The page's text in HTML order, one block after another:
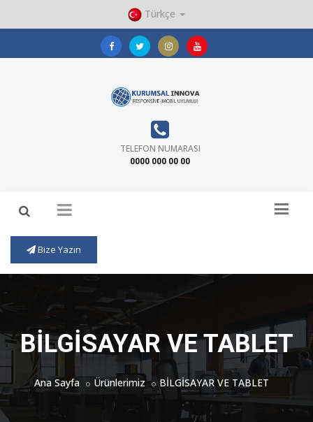
Türkçe
TELEFON NUMARASI
0000 000 00 00
Bize Yazın
BİLGİSAYAR VE TABLET
Ana Sayfa Ürünlerimiz BİLGİSAYAR VE TABLET